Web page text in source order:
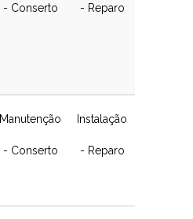
- Conserto - Reparo
Manutenção
- Conserto
Instalação
- Reparo